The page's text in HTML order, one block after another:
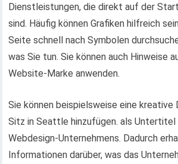
Dienstleistungen, die direkt auf der
sind. Häufig können Grafiken hilfreich
Seite schnell nach Symbolen
was Sie tun. Sie können auch Hinweise
Website-Marke anwenden.
Sie können beispielsweise eine kreative
Sitz in Seattle hinzufügen. als Untertitel
Webdesign-Unternehmens. Dadurch
Informationen darüber, was das